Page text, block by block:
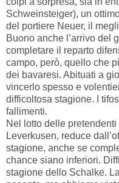
Schweinsteiger), un
del portiere Neuer, il
Buono anche l’arrivo del
completare il reparto
campo, però, quello che
dei bavaresi. Abituati a
vincerlo spesso e
difficoltosa stagione. I
fallimenti.
Nel lotto delle
Leverkusen, reduce
stagione, anche se
chance siano inferiori.
stagione dello Schalke.